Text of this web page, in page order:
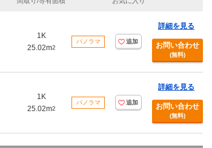
1K
25.02m2
パノラマ 追加
詳細を見る
お問い合わせ
(無料)
1K
25.02m2
パノラマ 追加
詳細を見る
お問い合わせ
(無料)